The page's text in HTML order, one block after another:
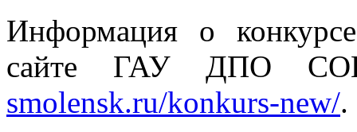
Информация о
сайте ГАУ ДПО
smolensk.ru/konkurs-new/.